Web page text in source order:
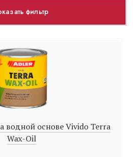
фильтр
водной основе Vivido Terra
Wax-Oil